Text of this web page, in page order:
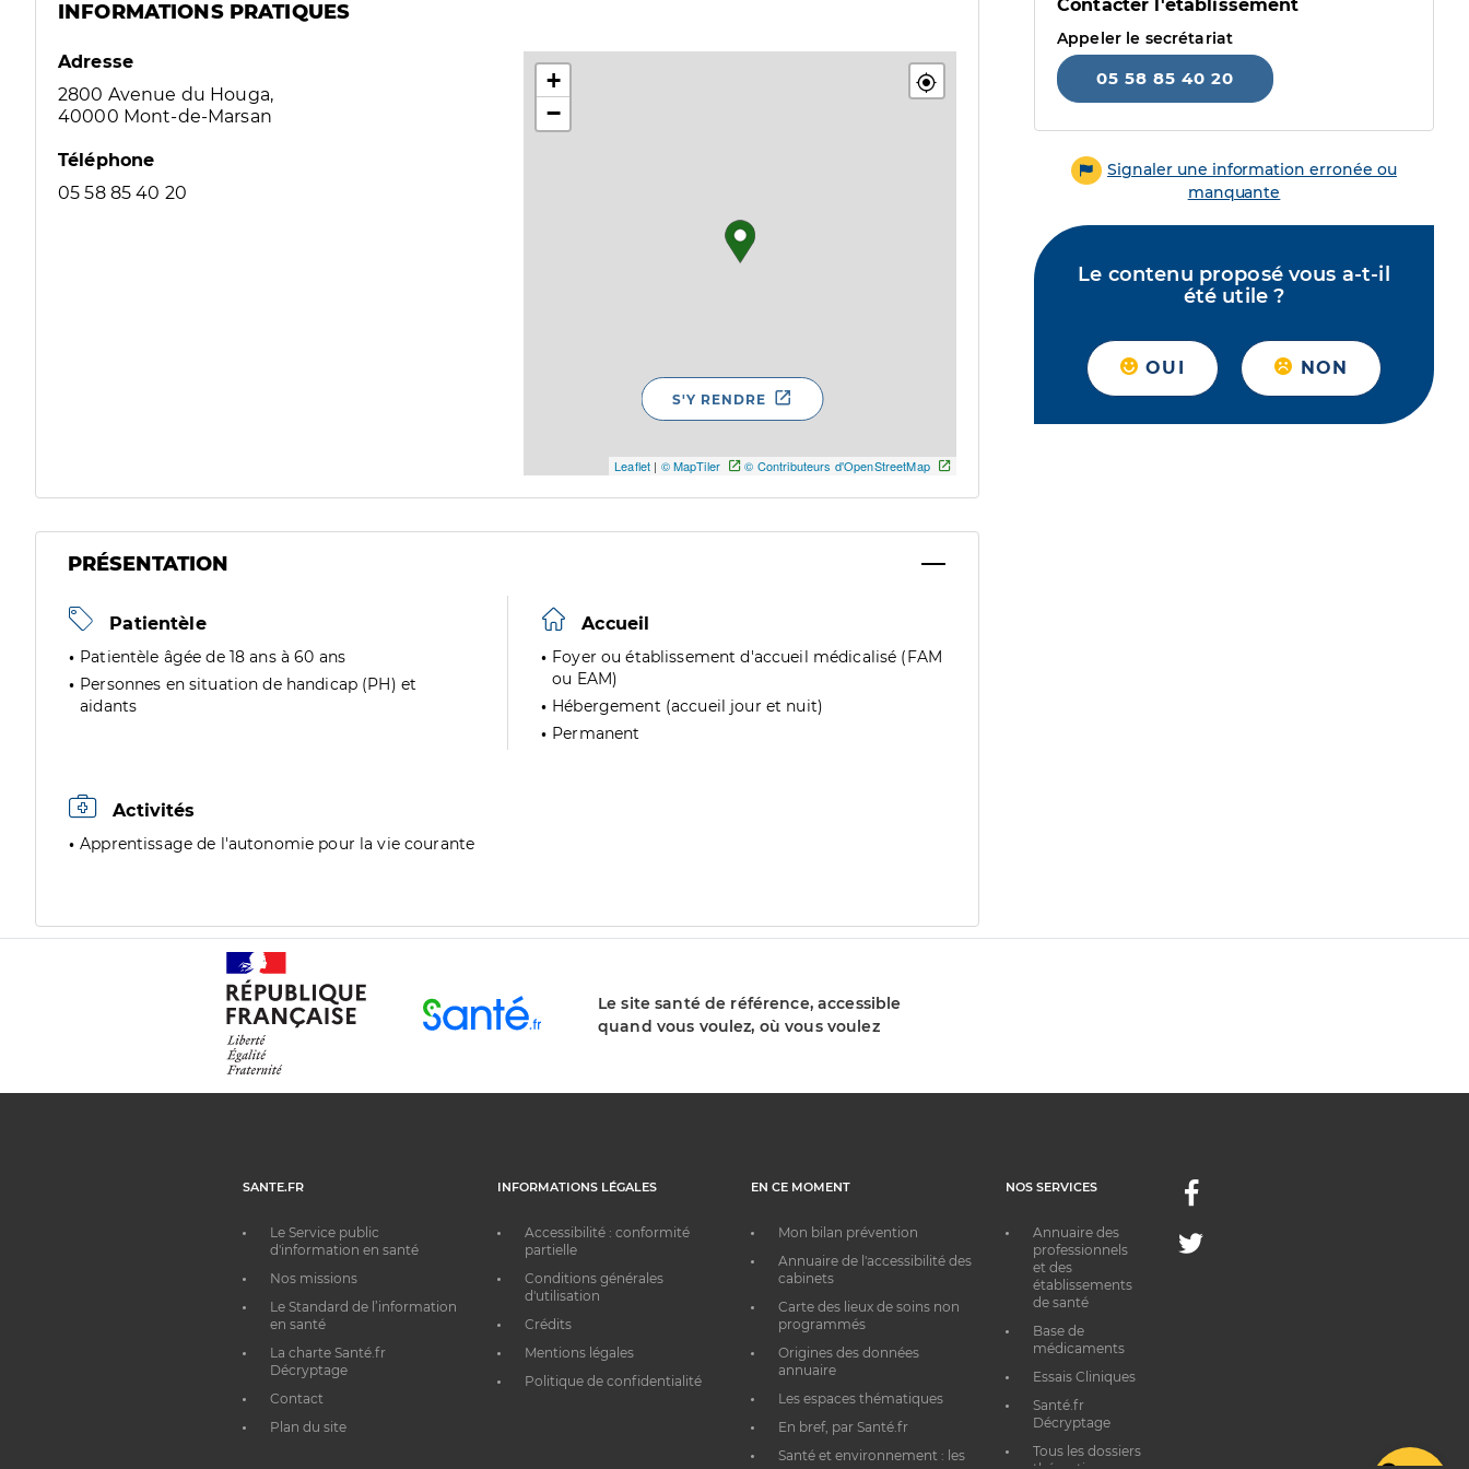
INFORMATIONS PRATIQUES
Adresse
2800 Avenue du Houga,
40000 Mont-de-Marsan
Téléphone
05 58 85 40 20
+
−
Leaflet | © MapTiler © Contributeurs d'OpenStreetMap
S'Y RENDRE
PRÉSENTATION
Patientèle
Patientèle âgée de 18 ans à 60 ans
Personnes en situation de handicap (PH) et
aidants
Accueil
Foyer ou établissement d'accueil médicalisé (FAM
ou EAM)
Hébergement (accueil jour et nuit)
Permanent
Activités
Apprentissage de l'autonomie pour la vie courante
Contacter l'établissement
Appeler le secrétariat
05 58 85 40 20
Signaler une information erronée ou
manquante
Le contenu proposé vous a-t-il
été utile ?
OUI NON
Le site santé de référence, accessible
quand vous voulez, où vous voulez
SANTE.FR
Le Service public
d'information en santé
Nos missions
Le Standard de l’information
en santé
La charte Santé.fr
Décryptage
Contact
Plan du site
INFORMATIONS LÉGALES
Accessibilité : conformité
partielle
Conditions générales
d'utilisation
Crédits
Mentions légales
Politique de confidentialité
EN CE MOMENT
Mon bilan prévention
Annuaire de l'accessibilité des
cabinets
Carte des lieux de soins non
programmés
Origines des données
annuaire
Les espaces thématiques
En bref, par Santé.fr
Santé et environnement : les
NOS SERVICES
Annuaire des
professionnels
et des
établissements
de santé
Base de
médicaments
Essais Cliniques
Santé.fr
Décryptage
Tous les dossiers
Facebook
Twitter